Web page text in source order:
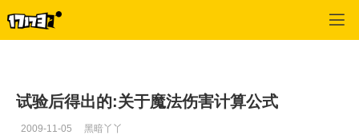
试验后得出的:关于魔法伤害计算公式
2009-11-05 黑暗丫丫